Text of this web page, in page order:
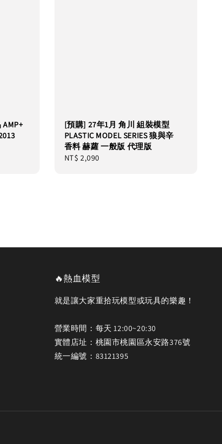
[預購] 27年1月 角川 組裝模型
PLASTIC MODEL SERIES 狼與辛
香料 赫蘿 一般版 代理版
Regular
NT$ 2,090
🔥熱血模型
就是讓大家重拾玩模型或玩具的樂趣！
營業時間：每天 12:00~20:30
實體店址：桃園市桃園區永安路376號
統一編號：83121395